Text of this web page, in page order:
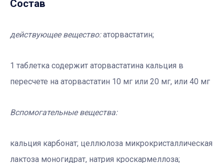
Состав
действующее вещество:аторвастатин;
1 таблетка содержит аторвастатина кальция в
пересчете на аторвастатин 10 мг или 20 мг, или 40 мг
Вспомогательные вещества:
кальция карбонат; целлюлоза микрокристаллическая
лактоза моногидрат, натрия кроскармеллоза;